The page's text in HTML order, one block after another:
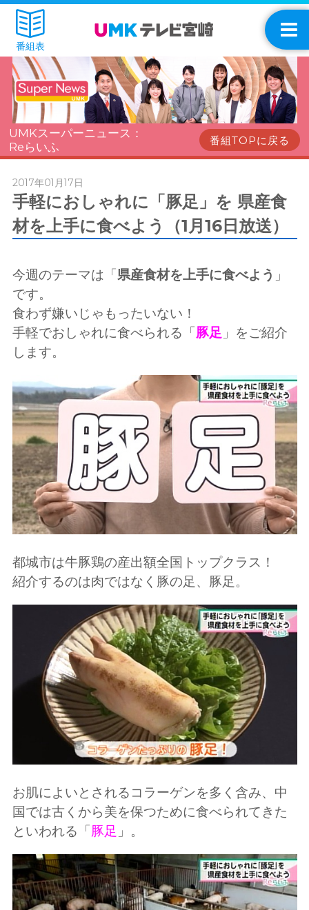
番組表
UMKスーパーニュース：
Reらいふ
番組TOPに戻る
2017年01月17日
手軽におしゃれに「豚足」を 県産食
材を上手に食べよう（1月16日放送）
今週のテーマは「県産食材を上手に食べよう 」
です。
食わず嫌いじゃもったいない！
手軽でおしゃれに食べられる「豚足」をご紹介
します。
都城市は牛豚鶏の産出額全国トップクラス！
紹介するのは肉ではなく豚の足、豚足。
お肌によいとされるコラーゲンを多く含み、中
国では古くから美を保つために食べられてきた
といわれる「豚足 」。